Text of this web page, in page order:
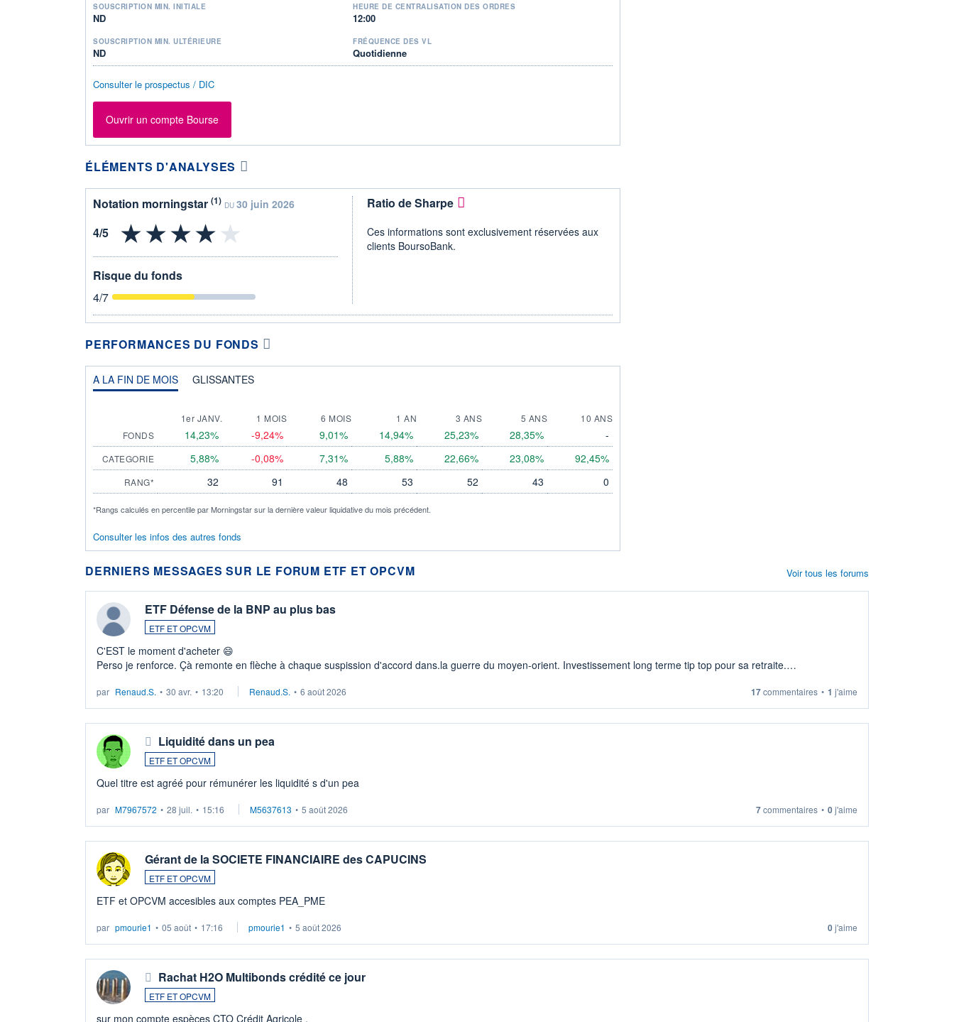
SOUSCRIPTION MIN. INITIALE
ND
HEURE DE CENTRALISATION DES ORDRES
12:00
SOUSCRIPTION MIN. ULTÉRIEURE
ND
FRÉQUENCE DES VL
Quotidienne
Consulter le prospectus / DIC
Ouvrir un compte Bourse
ÉLÉMENTS D'ANALYSES
Notation morningstar (1) DU 30 juin 2026
Risque du fonds
4/7
Ratio de Sharpe
Ces informations sont exclusivement réservées aux
clients BoursoBank.
PERFORMANCES DU FONDS
A LA FIN DE MOIS GLISSANTES
1er JANV. 1 MOIS 6 MOIS 1 AN 3 ANS 5 ANS
10 ANS
FONDS
14,23% -9,24% 9,01% 14,94% 25,23% 28,35% -
CATEGORIE 5,88% -0,08% 7,31% 5,88% 22,66% 23,08% 92,45%
RANG* 32 91 48 53 52 43 0
*Rangs calculés en percentile par Morningstar sur la dernière valeur liquidative du mois précédent.
Consulter les infos des autres fonds
DERNIERS MESSAGES SUR LE FORUM ETF ET OPCVM
ETF Défense de la BNP au plus bas
ETF ET OPCVM
C'EST le moment d'acheter 😄​
Perso je renforce. Çà remonte en flèche à chaque suspission d'accord dans.la guerre du moyen-orient. Investissement long terme tip top pour sa retraite.
par Renaud.S. • 30 avr. • 13:20 Renaud.S. • 6 août 2026 17commentaires • 1 j'aime
Liquidité dans un pea
ETF ET OPCVM
Quel titre est agréé pour rémunérer les liquidité s d'un pea
par M7967572 • 28 juil. • 15:16 M5637613 • 5 août 2026 7commentaires • 0j'aime
Gérant de la SOCIETE FINANCIAIRE des CAPUCINS
ETF ET OPCVM
ETF et OPCVM accesibles aux comptes PEA_PME
par pmourie1 • 05 août • 17:16 pmourie1 • 5 août 2026 0j'aime
Rachat H2O Multibonds crédité ce jour
ETF ET OPCVM
sur mon compte espèces CTO Crédit Agricole .
Voir tous les forums